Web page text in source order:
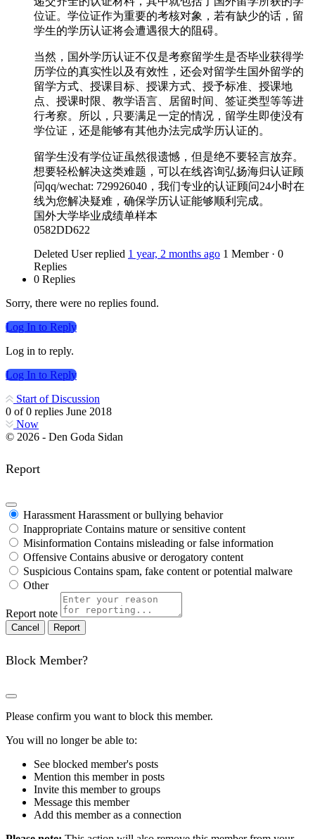
位证。学位证作为重要的考核对象，若有缺少的话，留
学生的学历认证将会遭遇很大的阻碍。
当然，国外学历认证不仅是考察留学生是否毕业获得学
历学位的真实性以及有效性，还会对留学生国外留学的
留学方式、授课目标、授课方式、授予标准、授课地
点、授课时限、教学语言、居留时间、签证类型等等进
行考察。所以，只要满足一定的情况，留学生即使没有
学位证，还是能够有其他办法完成学历认证的。
留学生没有学位证虽然很遗憾，但是绝不要轻言放弃。
想要轻松解决这类难题，可以在线咨询弘扬海归认证顾
问qq/wechat: 729926040，我们专业的认证顾问24小时在
线为您解决疑难，确保学历认证能够顺利完成。
国外大学毕业成绩单样本
0582DD622
Deleted User replied 1 year, 2 months ago 1 Member · 0
Replies
0 Replies
Sorry, there were no replies found.
Log In to Reply
Log in to reply.
Log In to Reply
Start of Discussion
0 of0 replies June 2018
Now
© 2026 - Den Goda Sidan
Report
Harassment Harassment or bullying behavior
Inappropriate Contains mature or sensitive content
Misinformation Contains misleading or false information
Offensive Contains abusive or derogatory content
Suspicious Contains spam, fake content or potential malware
Other
Report note
Report
Block Member?
Please confirm you want to block this member.
You will no longer be able to:
See blocked member's posts
Mention this member in posts
Invite this member to groups
Message this member
Add this member as a connection